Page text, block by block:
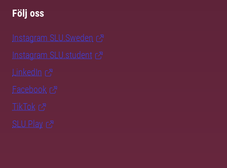
Följ oss
Instagram SLU.Sweden
Instagram SLU.student
LinkedIn
Facebook
TikTok
SLU Play